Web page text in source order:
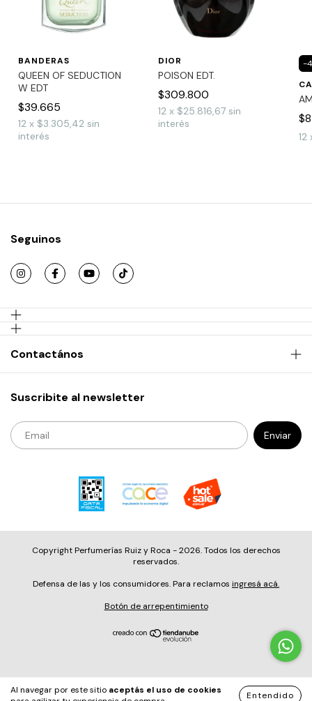
Al navegar por este sitio aceptás el uso de cookies
Entendido
BANDERAS
QUEEN OF SEDUCTION
W EDT
$39.665
12 x $3.305,42 sin
interés
DIOR
POISON EDT.
$309.800
12 x $25.816,67 sin
interés
-
12
Seguinos
Contactános
Suscribite al newsletter
Copyright Perfumerías Ruiz y Roca - 2026. Todos los derechos
reservados.
Defensa de las y los consumidores. Para reclamos ingresá acá.
Botón de arrepentimiento
<-----------Codigo 5------------> <-----------Marca-----